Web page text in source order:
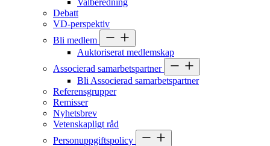
Valberedning
Debatt
VD-perspektiv
Bli medlem
Auktoriserat medlemskap
Associerad samarbetspartner
Bli Associerad samarbetspartner
Referensgrupper
Remisser
Nyhetsbrev
Vetenskapligt råd
Personuppgiftspolicy